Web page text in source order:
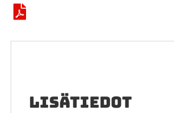
LISÄTIEDOT